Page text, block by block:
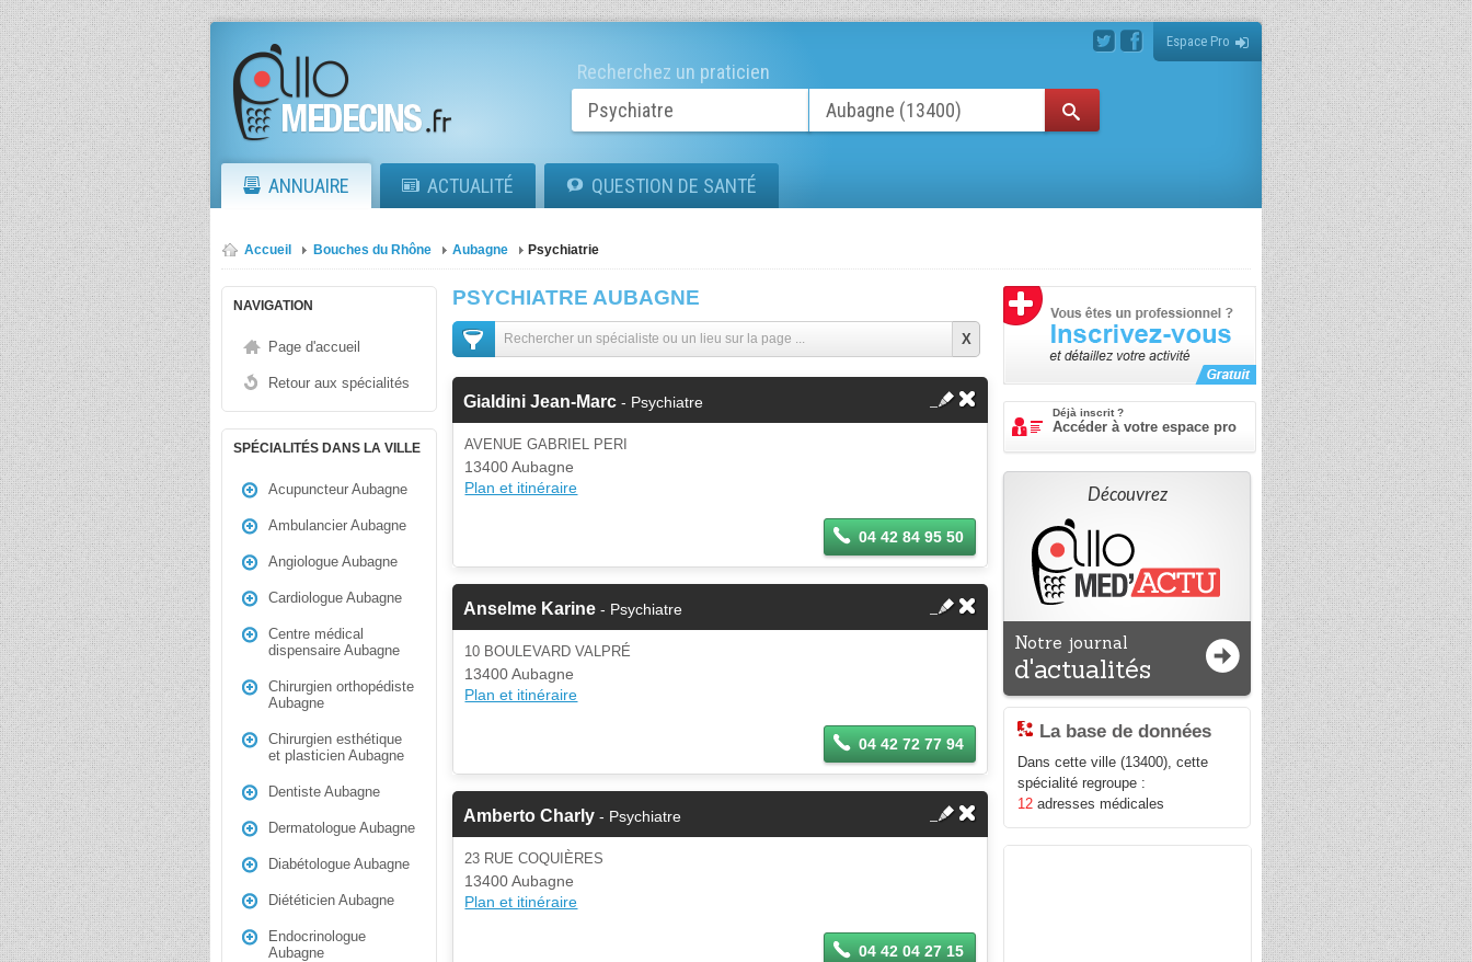
Espace Pro
Recherchez un praticien
ANNUAIRE ACTUALITÉ QUESTION DE SANTÉ
Accueil Bouches du Rhône Aubagne Psychiatrie
NAVIGATION
Page d'accueil
Retour aux spécialités
SPÉCIALITÉS DANS LA VILLE
Acupuncteur Aubagne
Ambulancier Aubagne
Angiologue Aubagne
Cardiologue Aubagne
Centre médical
dispensaire Aubagne
Chirurgien orthopédiste
Aubagne
Chirurgien esthétique
et plasticien Aubagne
Dentiste Aubagne
Dermatologue Aubagne
Diabétologue Aubagne
Diététicien Aubagne
Endocrinologue
Aubagne
PSYCHIATRE AUBAGNE
Gialdini Jean-Marc - Psychiatre
AVENUE GABRIEL PERI
13400 Aubagne
Plan et itinéraire
04 42 84 95 50
Anselme Karine - Psychiatre
10 BOULEVARD VALPRÉ
13400 Aubagne
Plan et itinéraire
04 42 72 77 94
Amberto Charly - Psychiatre
23 RUE COQUIÈRES
13400 Aubagne
Plan et itinéraire
04 42 04 27 15
Déjà inscrit ?
Accéder à votre espace pro
Découvrez
Notre journal
d'actualités
La base de données
Dans cette ville (13400), cette
spécialité regroupe :
12 adresses médicales